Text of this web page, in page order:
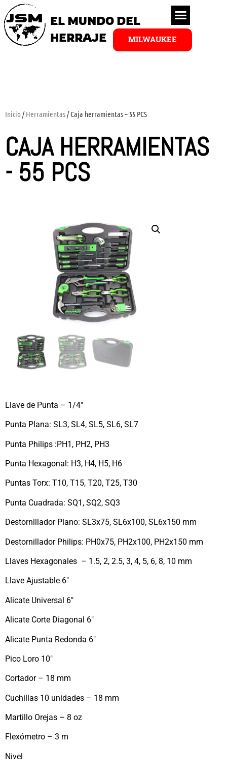
EL MUNDO DEL
HERRAJE
MILWAUKEE
Inicio /Herramientas/ Caja herramientas – 55 PCS
CAJA HERRAMIENTAS
- 55 PCS
Llave de Punta – 1/4″
Punta Plana: SL3, SL4, SL5, SL6, SL7
Punta Philips :PH1, PH2, PH3
Punta Hexagonal: H3, H4, H5, H6
Puntas Torx: T10, T15, T20, T25, T30
Punta Cuadrada: SQ1, SQ2, SQ3
Destornillador Plano: SL3x75, SL6x100, SL6x150 mm
Destornillador Philips: PH0x75, PH2x100, PH2x150 mm
Llaves Hexagonales – 1.5, 2, 2.5, 3, 4, 5, 6, 8, 10 mm
Llave Ajustable 6″
Alicate Universal 6″
Alicate Corte Diagonal 6″
Alicate Punta Redonda 6″
Pico Loro 10″
Cortador – 18 mm
Cuchillas 10 unidades – 18 mm
Martillo Orejas – 8 oz
Flexómetro – 3 m
Nivel